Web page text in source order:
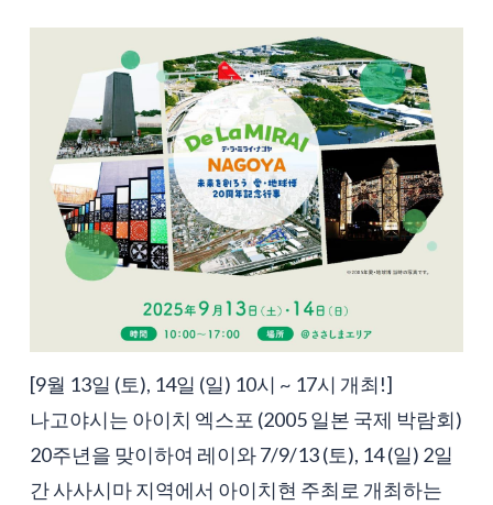
[9월 13일 (토), 14일 (일) 10시 ~ 17시 개최!]
나고야시는 아이치 엑스포 (2005 일본 국제 박람회)
20주년을 맞이하여 레이와 7/9/13 (토), 14 (일) 2일
간 사사시마 지역에서 아이치현 주최로 개최하는